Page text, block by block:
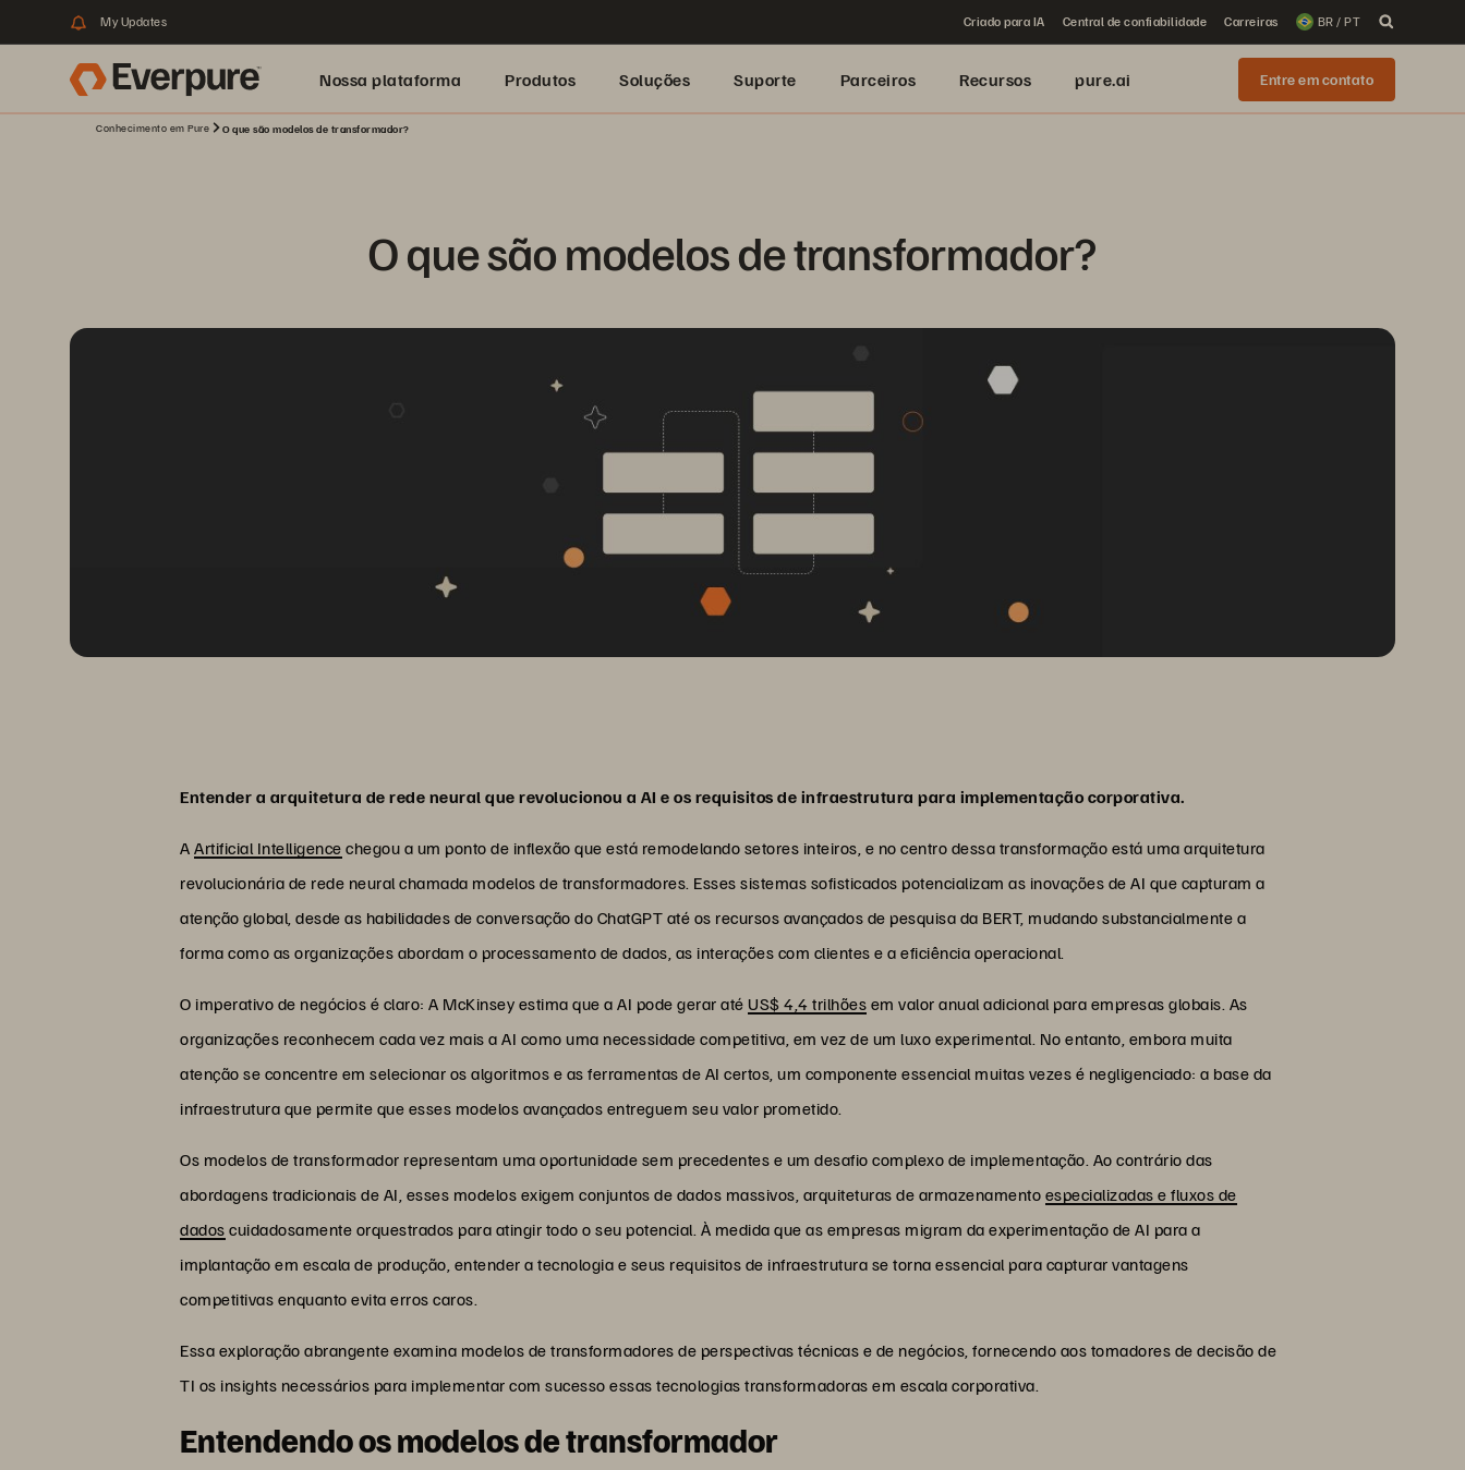
My Updates Criado para IA Central de confiabilidade Carreiras BR / PT
Nossa plataforma Produtos Soluções Suporte Parceiros Recursos pure.ai Entre em contato
Conhecimento em Pure O que são modelos de transformador?
O que são modelos de transformador?
Entender a arquitetura de rede neural que revolucionou a AI e os requisitos de infraestrutura para implementação corporativa.
AArtificial Intelligence chegou a um ponto de inflexão que está remodelando setores inteiros, e no centro dessa transformação está uma arquitetura
revolucionária de rede neural chamada modelos de transformadores. Esses sistemas sofisticados potencializam as inovações de AI que capturam a
atenção global, desde as habilidades de conversação do ChatGPT até os recursos avançados de pesquisa da BERT, mudando substancialmente a
forma como as organizações abordam o processamento de dados, as interações com clientes e a eficiência operacional.
O imperativo de negócios é claro: A McKinsey estima que a AI pode gerar atéUS$ 4,4 trilhões em valor anual adicional para empresas globais. As
organizações reconhecem cada vez mais a AI como uma necessidade competitiva, em vez de um luxo experimental. No entanto, embora muita
atenção se concentre em selecionar os algoritmos e as ferramentas de AI certos, um componente essencial muitas vezes é negligenciado: a base da
infraestrutura que permite que esses modelos avançados entreguem seu valor prometido.
Os modelos de transformador representam uma oportunidade sem precedentes e um desafio complexo de implementação. Ao contrário das
abordagens tradicionais de AI, esses modelos exigem conjuntos de dados massivos, arquiteturas de armazenamento especializadas e fluxos de
dados cuidadosamente orquestrados para atingir todo o seu potencial. À medida que as empresas migram da experimentação de AI para a
implantação em escala de produção, entender a tecnologia e seus requisitos de infraestrutura se torna essencial para capturar vantagens
competitivas enquanto evita erros caros.
Essa exploração abrangente examina modelos de transformadores de perspectivas técnicas e de negócios, fornecendo aos tomadores de decisão de
TI os insights necessários para implementar com sucesso essas tecnologias transformadoras em escala corporativa.
Entendendo os modelos de transformador